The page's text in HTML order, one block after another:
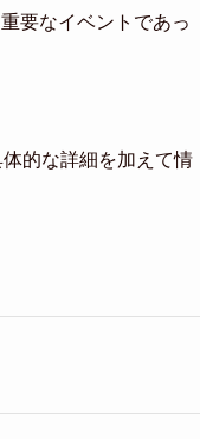
要なイベントであっ
的な詳細を加えて情